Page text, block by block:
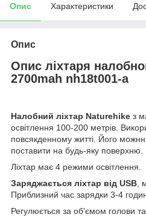
Опис Характеристики
Опис
Опис ліхтаря
2700mah nh18t001-a
Налобний ліхтар Naturehike з
освітлення 100-200 метрів.
повсякденному житті. Його
поставити на будь-яку поверхню.
Ліхтар має 4 режими освітлення.
Заряджається ліхтар від USB,
Приблизний час зарядки 3-4
Регулюється за об'ємом голови